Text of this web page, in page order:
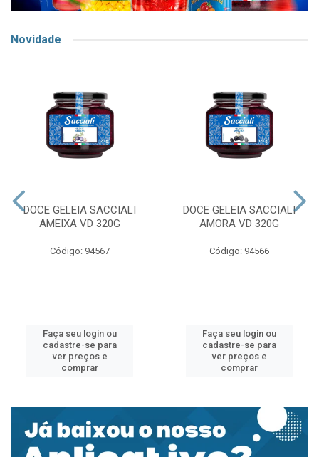
Novidade
DOCE GELEIA SACCIALI
AMEIXA VD 320G
Código: 94567
Faça seu login ou
cadastre-se para
ver preços e
comprar
DOCE GELEIA SACCIALI
AMORA VD 320G
Código: 94566
Faça seu login ou
cadastre-se para
ver preços e
comprar